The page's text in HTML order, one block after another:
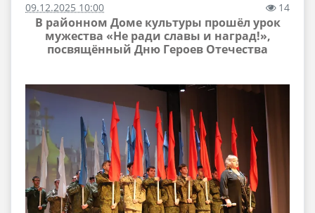
09.12.2025 10:00 14
В районном Доме культуры прошёл урок
мужества «Не ради славы и наград!»,
посвящённый Дню Героев Отечества